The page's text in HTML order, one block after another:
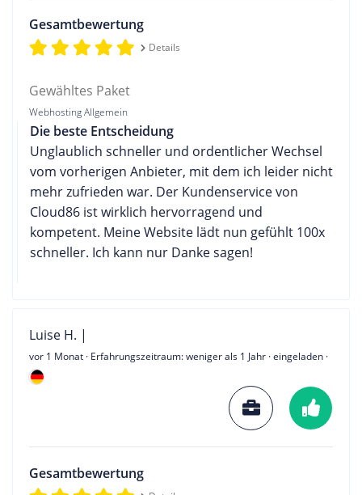
Gesamtbewertung
Details
Gewähltes Paket
Webhosting Allgemein
Die beste Entscheidung
Unglaublich schneller und ordentlicher Wechsel
vom vorherigen Anbieter, mit dem ich leider nicht
mehr zufrieden war. Der Kundenservice von
Cloud86 ist wirklich hervorragend und
kompetent. Meine Website lädt nun gefühlt 100x
schneller. Ich kann nur Danke sagen!
Luise H. |
vor 1 Monat · Erfahrungszeitraum: weniger als 1 Jahr · eingeladen ·
Gesamtbewertung